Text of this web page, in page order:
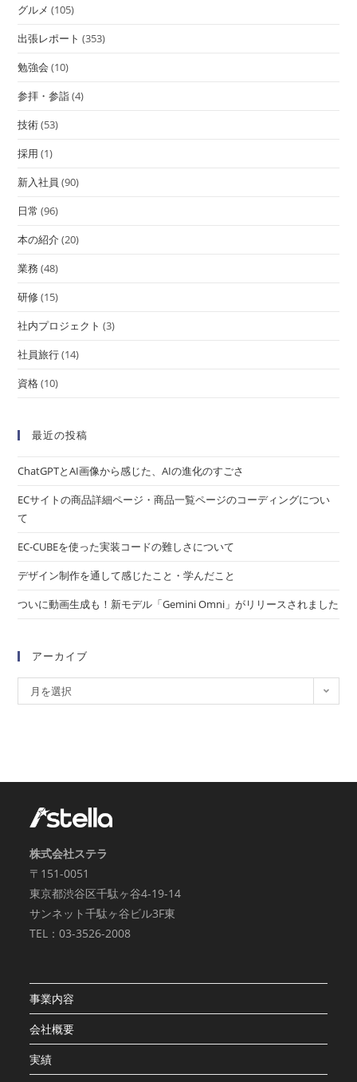
グルメ (105)
出張レポート (353)
勉強会 (10)
参拝・参詣(4)
技術(53)
採用 (1)
新入社員 (90)
日常 (96)
本の紹介(20)
業務(48)
研修(15)
社内プロジェクト (3)
社員旅行(14)
資格(10)
最近の投稿
ChatGPTとAI画像から感じた、AIの進化のすごさ
ECサイトの商品詳細ページ・商品一覧ページのコーディングについ
て
EC-CUBEを使った実装コードの難しさについて
デザイン制作を通して感じたこと・学んだこと
ついに動画生成も！新モデル「Gemini Omni」がリリースされました
アーカイブ
月を選択
株式会社ステラ
〒151-0051
東京都渋谷区千駄ヶ谷4-19-14
サンネット千駄ヶ谷ビル3F東
TEL：03-3526-2008
事業内容
会社概要
実績